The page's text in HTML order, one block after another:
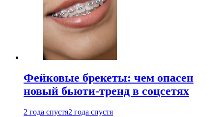
Фейковые брекеты: чем опасен
новый бьюти-тренд в соцсетях
2 года спустя2 года спустя